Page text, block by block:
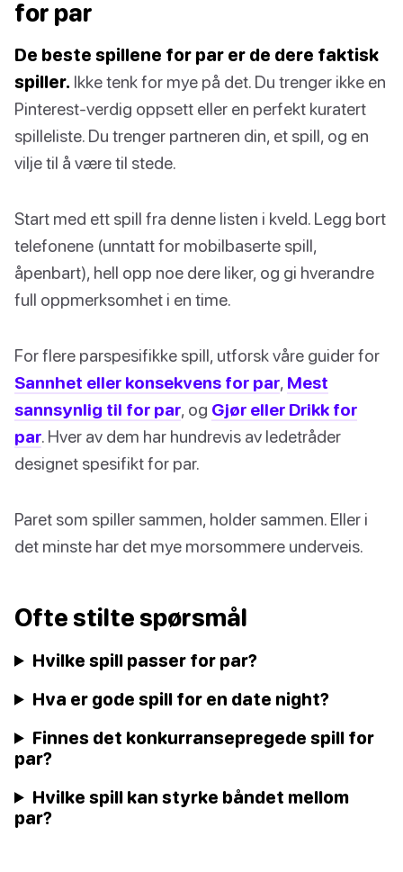
for par
De beste spillene for par er de dere faktisk
spiller. Ikke tenk for mye på det. Du trenger ikke en
Pinterest-verdig oppsett eller en perfekt kuratert
spilleliste. Du trenger partneren din, et spill, og en
vilje til å være til stede.
Start med ett spill fra denne listen i kveld. Legg bort
telefonene (unntatt for mobilbaserte spill,
åpenbart), hell opp noe dere liker, og gi hverandre
full oppmerksomhet i en time.
For flere parspesifikke spill, utforsk våre guider for
Sannhet eller konsekvens for par, Mest
sannsynlig til for par, og Gjør eller Drikk for
par. Hver av dem har hundrevis av ledetråder
designet spesifikt for par.
Paret som spiller sammen, holder sammen. Eller i
det minste har det mye morsommere underveis.
Ofte stilte spørsmål
Hvilke spill passer for par?
Hva er gode spill for en date night?
Finnes det konkurransepregede spill for
par?
Hvilke spill kan styrke båndet mellom
par?